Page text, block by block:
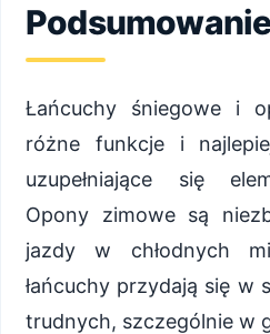
Podsumowanie
Łańcuchy śniegowe i
różne funkcje i
uzupełniające się
Opony zimowe są
jazdy w chłodnych
łańcuchy przydają się w
trudnych, szczególnie w